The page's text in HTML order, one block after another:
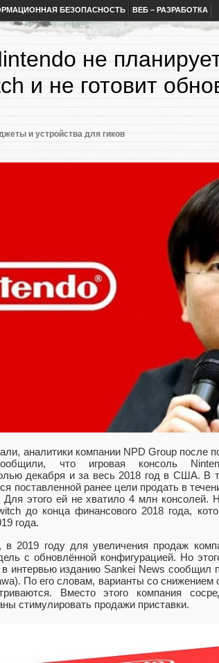
БЕЗОПАСНОСТЬ ВЕБ – РАЗРАБОТКА
не
и не готовит
и устройства для гиков
аналитики компании NPD Group после
что игровая консоль
декабря и за весь 2018 год в США. В
поставленной ранее цели продать в
этого ей не хватило 4 млн консолей.
до конца финансового 2018 года,
года.
2019 году для увеличения продаж
с обновлённой конфигурацией. Но
интервью изданию Sankei News сообщил
По его словам, варианты со снижением
Вместо этого компания
стимулировать продажи приставки.